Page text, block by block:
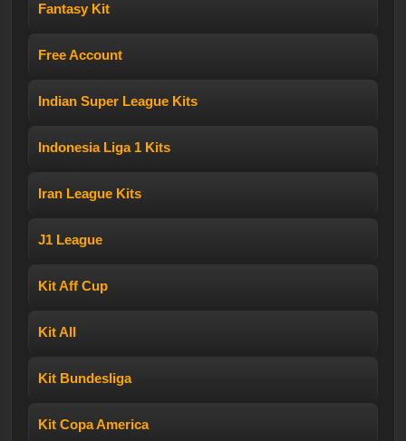
Fantasy Kit
Free Account
Indian Super League Kits
Indonesia Liga 1 Kits
Iran League Kits
J1 League
Kit Aff Cup
Kit All
Kit Bundesliga
Kit Copa America